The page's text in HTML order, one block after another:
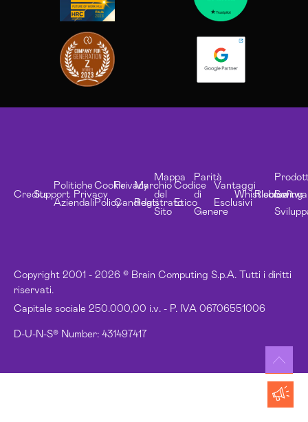
Copyright 2001 - 2026 © Brain Computing S.p.A. Tutti i diritti
riservati.
Capitale sociale 250.000,00 i.v. - P. IVA 06706551006
D-U-N-S® Number: 431497417
CreditsSupport
Politiche
Aziendali
Privacy
Cookie
Policy
Privacy
Candidati
Marchio
Registrato
Mappa
del
Sito
Codice
Etico
Parità
di
Genere
Vantaggi
Esclusivi
Whistleblowing
Risorse